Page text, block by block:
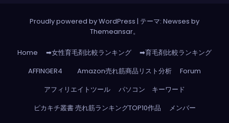
Proudly powered by WordPress | テーマ: Newses by
Themeansar。
Home ➡女性育毛剤比較ランキング
➡育毛剤比較ランキング
AFFINGER4
Amazon売れ筋商品リスト分析
Forum
アフィリエイトツール
パソコン キーワード
ピカキチ叢書 売れ筋ランキングTOP10作品
メンバー